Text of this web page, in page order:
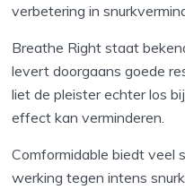
verbetering in
Breathe Right staat
levert doorgaans goede
liet de pleister echter los
effect kan verminderen.
Comformidable biedt veel
werking tegen intens